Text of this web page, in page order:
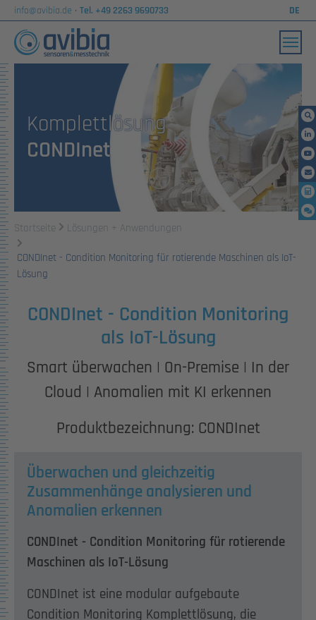
Skip to main content
info@avibia.de · Tel. +49 2263 9690733 DE
Komplettlösung
CONDInet
Startseite Lösungen + Anwendungen
CONDInet - Condition Monitoring für rotierende Maschinen als IoT-
Lösung
CONDInet - Condition Monitoring
als IoT-Lösung
Smart überwachen | On-Premise | In der
Cloud | Anomalien mit KI erkennen
Produktbezeichnung: CONDInet
Überwachen und gleichzeitig
Zusammenhänge analysieren und
Anomalien erkennen
CONDInet - Condition Monitoring für rotierende
Maschinen als IoT-Lösung
CONDInet ist eine modular aufgebaute
Condition Monitoring Komplettlösung, die